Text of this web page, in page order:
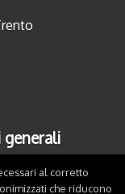
generali
al corretto
che riducono